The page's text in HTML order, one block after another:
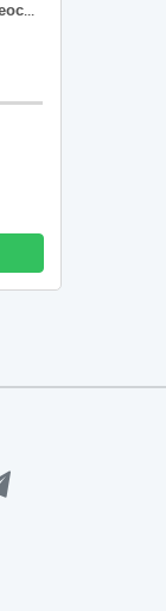
Відеообладнання до Єдиної системи відеоспостереження та відеоаналітики Бориспільської міської територіальної громади (ДК 021:2015 «32320000-2 Телевізійне й аудіовізуальне обладнання»)